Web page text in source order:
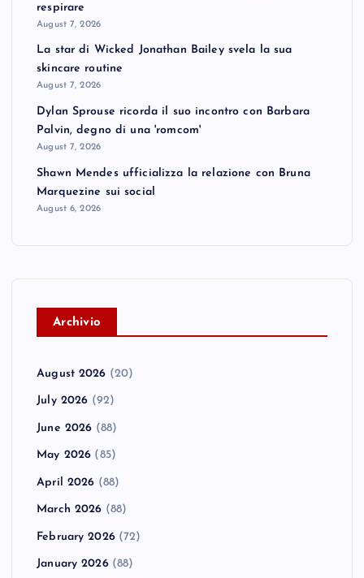
respirare
August 7, 2026
La star di Wicked Jonathan Bailey svela la sua
skincare routine
August 7, 2026
Dylan Sprouse ricorda il suo incontro con Barbara
Palvin, degno di una 'romcom'
August 7, 2026
Shawn Mendes ufficializza la relazione con Bruna
Marquezine sui social
August 6, 2026
Archivio
August 2026 (20)
July 2026 (92)
June 2026 (88)
May 2026 (85)
April 2026 (88)
March 2026 (88)
February 2026(72)
January 2026(88)